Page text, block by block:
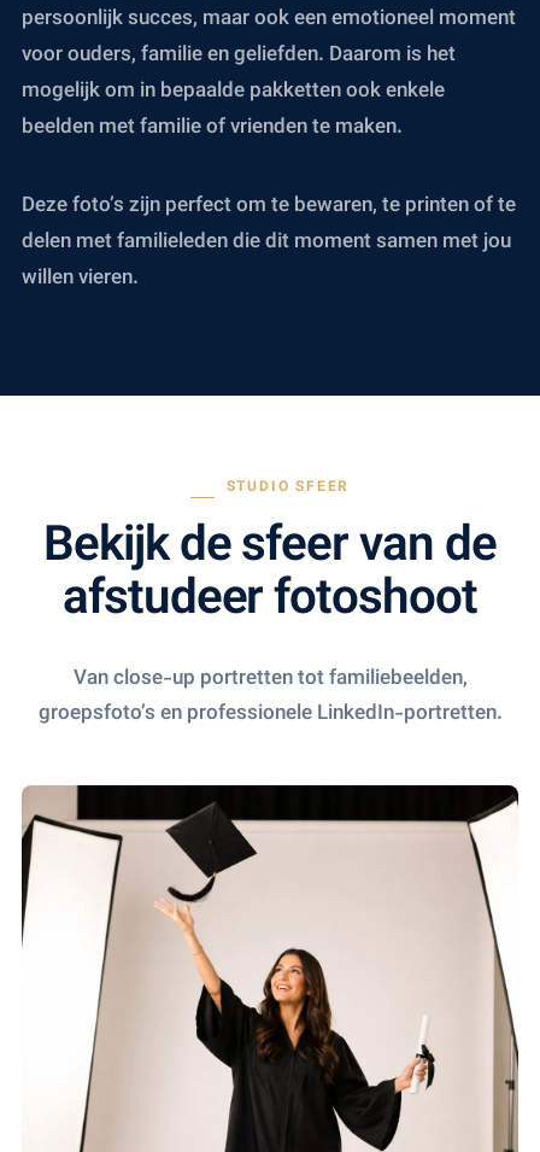
persoonlijk succes, maar ook een emotioneel moment
voor ouders, familie en geliefden. Daarom is het
mogelijk om in bepaalde pakketten ook enkele
beelden met familie of vrienden te maken.
Deze foto’s zijn perfect om te bewaren, te printen of te
delen met familieleden die dit moment samen met jou
willen vieren.
STUDIO SFEER
Bekijk de sfeer van de
afstudeer fotoshoot
Van close-up portretten tot familiebeelden,
groepsfoto’s en professionele LinkedIn-portretten.